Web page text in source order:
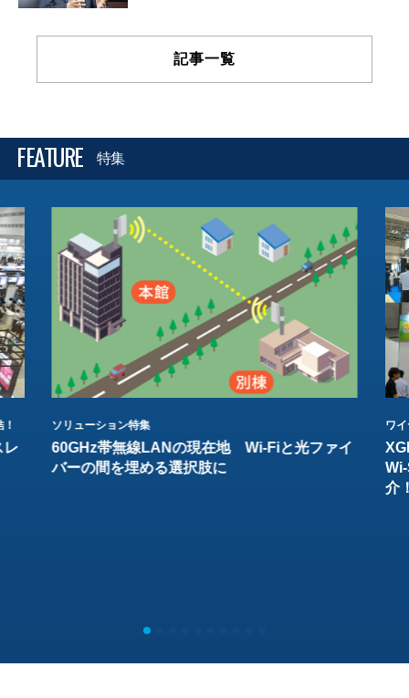
記事一覧
FEATURE 特集
レ
ソリューション特集
60GHz帯無線LANの現在地 Wi-Fiと光ファイ
バーの間を埋める選択肢に
ワ
介